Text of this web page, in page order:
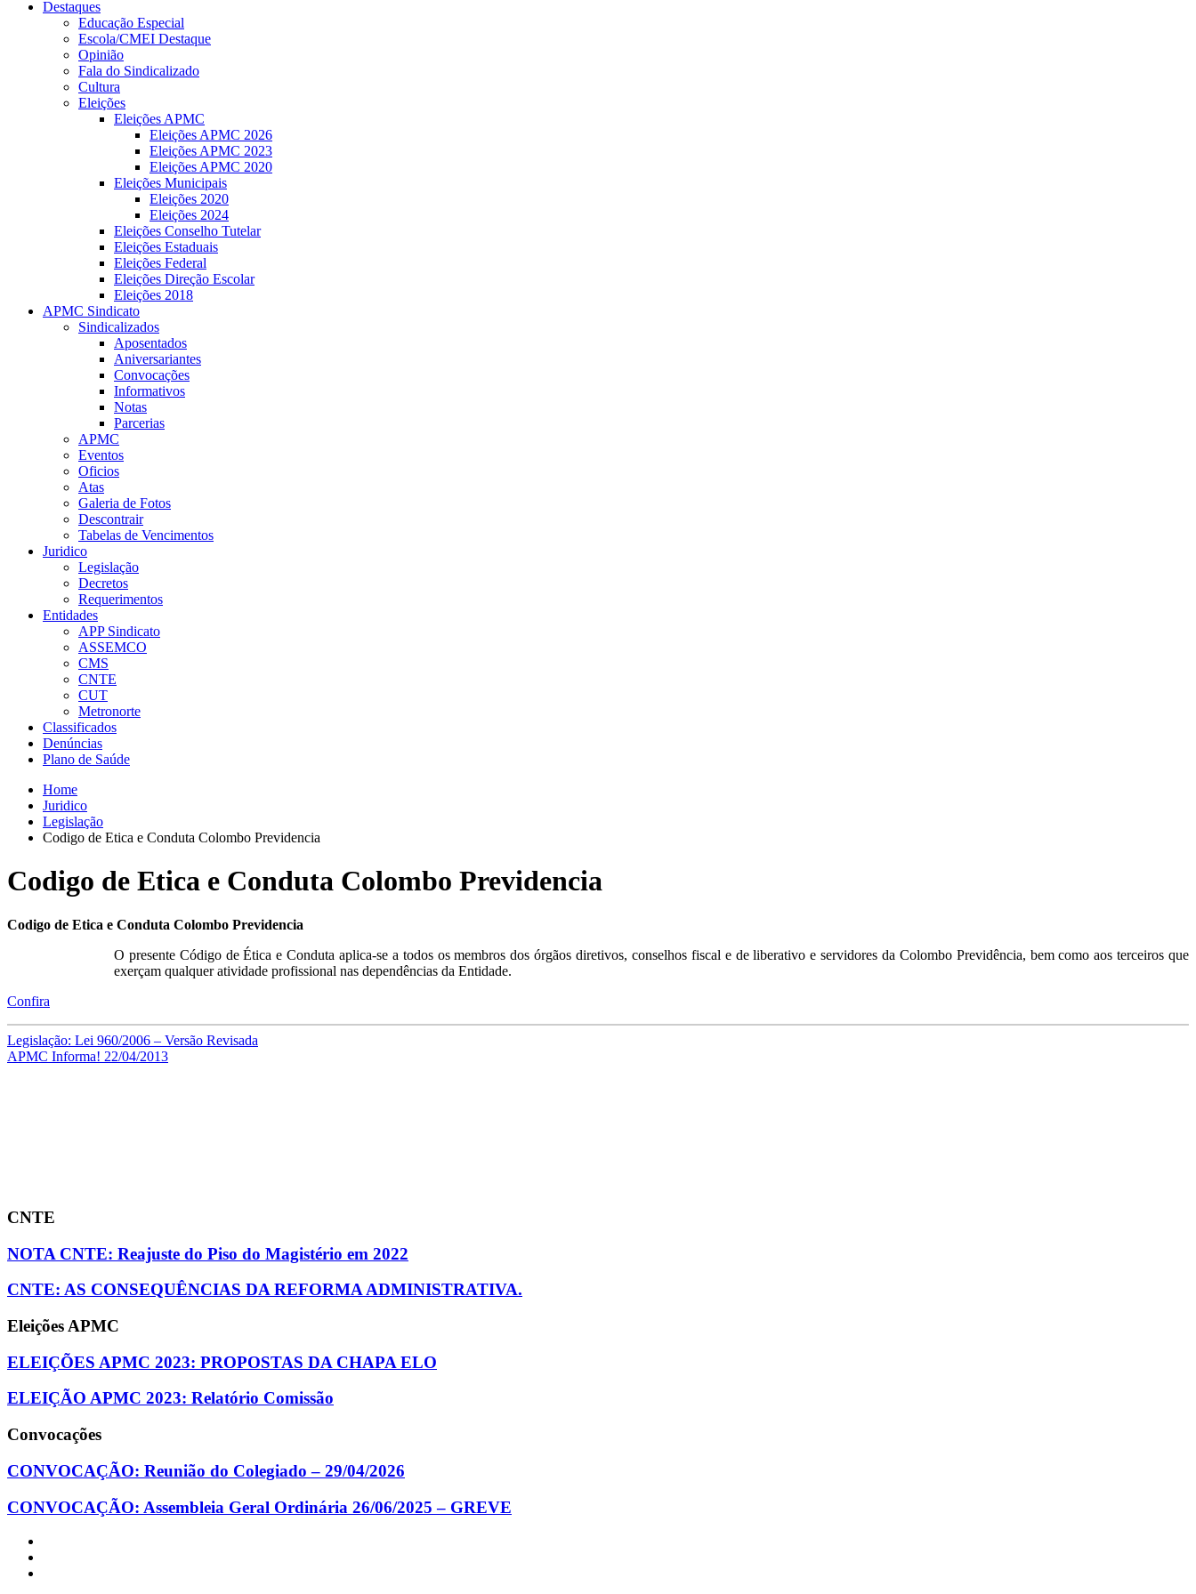
Destaques
Educação Especial
Escola/CMEI Destaque
Opinião
Fala do Sindicalizado
Cultura
Eleições
Eleições APMC
Eleições APMC 2026
Eleições APMC 2023
Eleições APMC 2020
Eleições Municipais
Eleições 2020
Eleições 2024
Eleições Conselho Tutelar
Eleições Estaduais
Eleições Federal
Eleições Direção Escolar
Eleições 2018
APMC Sindicato
Sindicalizados
Aposentados
Aniversariantes
Convocações
Informativos
Notas
Parcerias
APMC
Eventos
Oficios
Atas
Galeria de Fotos
Descontrair
Tabelas de Vencimentos
Juridico
Legislação
Decretos
Requerimentos
Entidades
APP Sindicato
ASSEMCO
CMS
CNTE
CUT
Metronorte
Classificados
Denúncias
Plano de Saúde
Home
Juridico
Legislação
Codigo de Etica e Conduta Colombo Previdencia
Codigo de Etica e Conduta Colombo Previdencia
Codigo de Etica e Conduta Colombo Previdencia
O presente Código de Ética e Conduta aplica-se a todos os membros dos órgãos diretivos, conselhos fiscal e de liberativo e servidores da Colombo Previdência, bem como aos terceiros que
exerçam qualquer atividade profissional nas dependências da Entidade.
Confira
Navegação
de
Legislação: Lei 960/2006 – Versão Revisada
APMC Informa! 22/04/2013
CNTE
NOTA CNTE: Reajuste do Piso do Magistério em 2022
CNTE: AS CONSEQUÊNCIAS DA REFORMA ADMINISTRATIVA.
Eleições APMC
ELEIÇÕES APMC 2023: PROPOSTAS DA CHAPA ELO
ELEIÇÃO APMC 2023: Relatório Comissão
Convocações
CONVOCAÇÃO: Reunião do Colegiado – 29/04/2026
CONVOCAÇÃO: Assembleia Geral Ordinária 26/06/2025 – GREVE